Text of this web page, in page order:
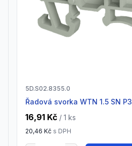
5D.S02.8355.0
Řadová svorka WTN 1.5 SN P3
16,91 Kč / 1 ks
20,46 Kč s DPH